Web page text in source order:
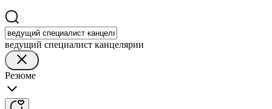
ведущий специалист канцелярии
Резюме